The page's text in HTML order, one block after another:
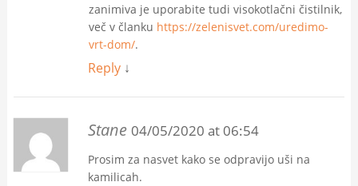
zanimiva je uporabite tudi visokotlačni čistilnik,
več v članku https://zelenisvet.com/uredimo-
vrt-dom/.
Reply ↓
Stane 04/05/2020 at 06:54
Prosim za nasvet kako se odpravijo uši na
kamilicah.